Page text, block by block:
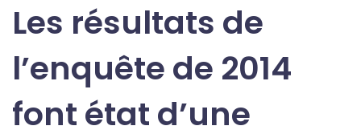
Les résultats de
l’enquête de 2014
font état d’une